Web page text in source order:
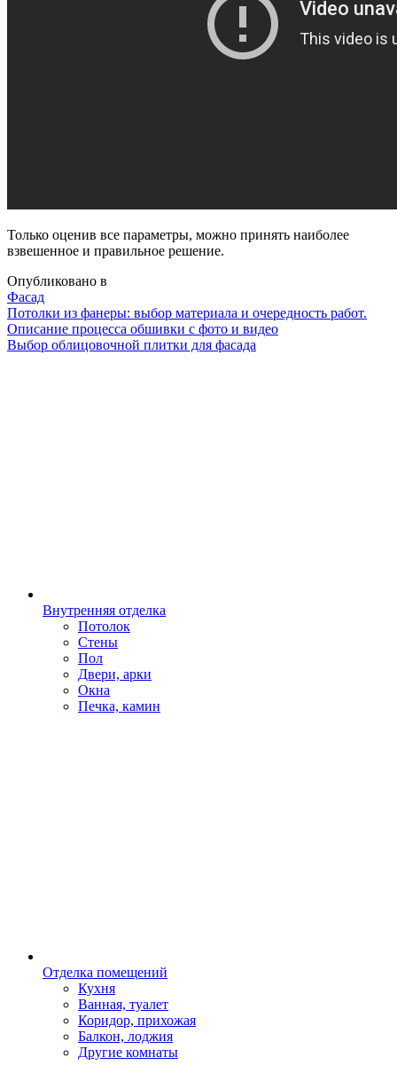
Только оценив все параметры, можно принять наиболее
взвешенное и правильное решение.
Опубликовано в
Фасад
Навигация
Потолки из фанеры: выбор материала и очередность работ.
Описание процесса обшивки с фото и видео
Выбор облицовочной плитки для фасада
Внутренняя отделка
Потолок
Стены
Пол
Двери, арки
Окна
Печка, камин
Отделка помещений
Кухня
Ванная, туалет
Коридор, прихожая
Балкон, лоджия
Другие комнаты